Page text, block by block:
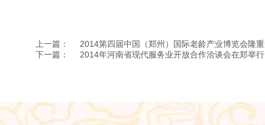
上一篇：
2014第四届中国（郑州）国际老龄产业博览会隆
下一篇：
2014年河南省现代服务业开放合作洽谈会在郑举行